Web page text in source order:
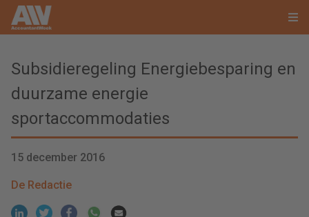
Subsidieregeling Energiebesparing en
duurzame energie
sportaccommodaties
15 december 2016
De Redactie